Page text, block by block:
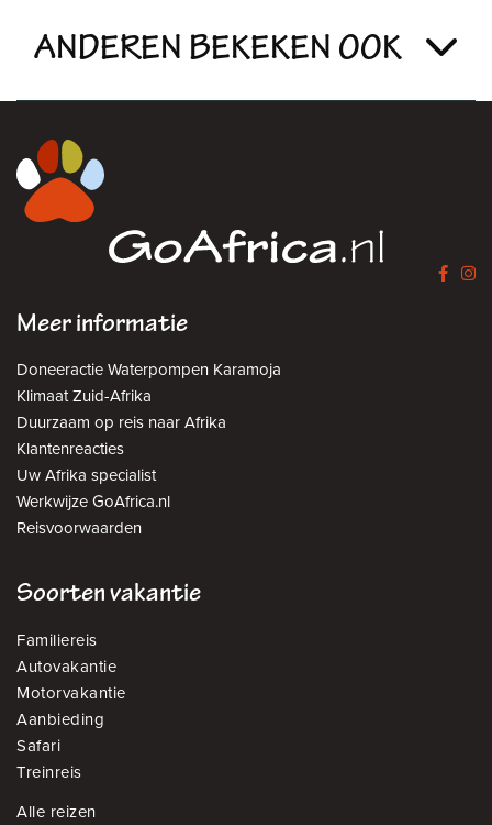
ANDEREN BEKEKEN OOK
Meer informatie
Doneeractie Waterpompen Karamoja
Klimaat Zuid-Afrika
Duurzaam op reis naar Afrika
Klantenreacties
Uw Afrika specialist
Werkwijze GoAfrica.nl
Reisvoorwaarden
Soorten vakantie
Familiereis
Autovakantie
Motorvakantie
Aanbieding
Safari
Treinreis
Alle reizen